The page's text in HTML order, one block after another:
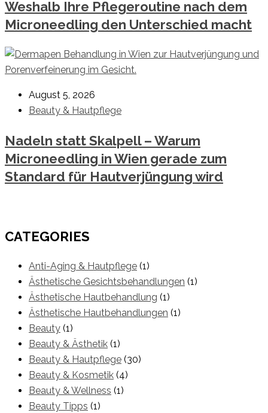
Weshalb Ihre Pflegeroutine nach dem
Microneedling den Unterschied macht
August 5, 2026
Beauty & Hautpflege
Nadeln statt Skalpell – Warum
Microneedling in Wien gerade zum
Standard für Hautverjüngung wird
CATEGORIES
Anti-Aging & Hautpflege (1)
Ästhetische Gesichtsbehandlungen (1)
Ästhetische Hautbehandlung (1)
Ästhetische Hautbehandlungen (1)
Beauty (1)
Beauty & Ästhetik (1)
Beauty & Hautpflege (30)
Beauty & Kosmetik (4)
Beauty & Wellness (1)
Beauty Tipps (1)